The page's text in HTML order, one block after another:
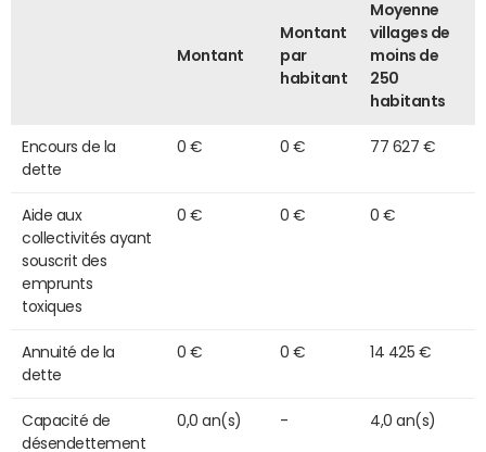
Montant
Montant
par
habitant
Moyenne
villages de
moins de
250
habitants
Encours de la
dette
0 € 0 € 77 627 €
Aide aux
collectivités ayant
souscrit des
emprunts
toxiques
0 € 0 € 0 €
Annuité de la
dette
0 € 0 € 14 425 €
Capacité de
désendettement
0,0 an(s) - 4,0 an(s)